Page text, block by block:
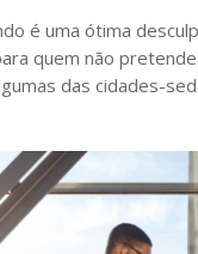
é uma ótima
quem não
das cidades-